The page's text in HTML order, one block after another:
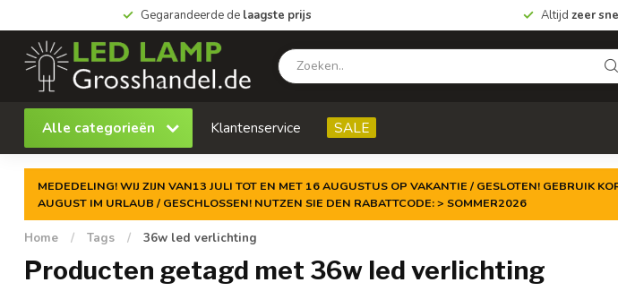
Gegarandeerde de laagste prijs Altijd zeer
Alle categorieën Klantenservice SALE
MEDEDELING! WIJ ZIJN VAN13 JULI TOT EN MET 16 AUGUSTUS OP VAKANTIE / GESLOTEN! GEBRUIK
AUGUST IM URLAUB / GESCHLOSSEN! NUTZEN SIE DEN RABATTCODE: > SOMMER2026
Home / Tags / 36w led verlichting
Producten getagd met 36w led verlichting